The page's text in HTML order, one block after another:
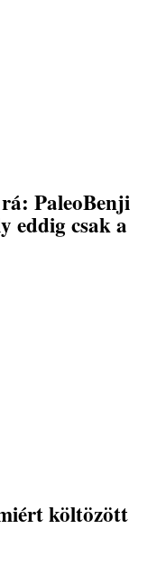
PaleoBenji
eddig csak a
költözött